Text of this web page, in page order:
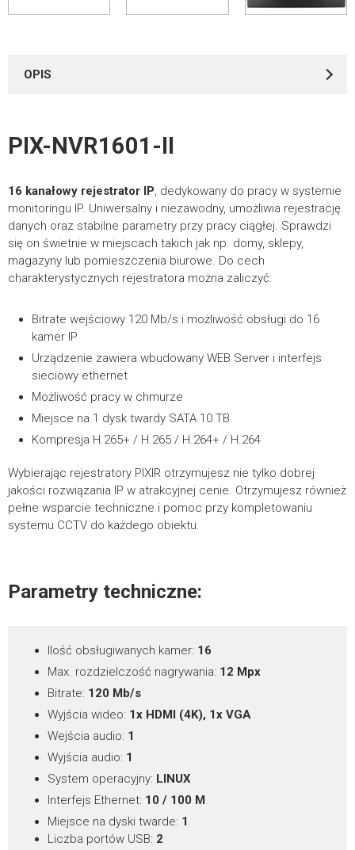
OPIS
PIX-NVR1601-II
16 kanałowy rejestrator IP, dedykowany do pracy w systemie
monitoringu IP. Uniwersalny i niezawodny, umożliwia rejestrację
danych oraz stabilne parametry przy pracy ciągłej. Sprawdzi
się on świetnie w miejscach takich jak np. domy, sklepy,
magazyny lub pomieszczenia biurowe. Do cech
charakterystycznych rejestratora można zaliczyć:
Bitrate wejściowy 120 Mb/s i możliwość obsługi do 16
kamer IP
Urządzenie zawiera wbudowany WEB Server i interfejs
sieciowy ethernet
Możliwość pracy w chmurze
Miejsce na 1 dysk twardy SATA 10 TB
Kompresja H.265+ / H.265 / H.264+ / H.264
Wybierając rejestratory PIXIR otrzymujesz nie tylko dobrej
jakości rozwiązania IP w atrakcyjnej cenie. Otrzymujesz również
pełne wsparcie techniczne i pomoc przy kompletowaniu
systemu CCTV do każdego obiektu.
Parametry techniczne:
Ilość obsługiwanych kamer: 16
Max. rozdzielczość nagrywania: 12 Mpx
Bitrate: 120 Mb/s
Wyjścia wideo: 1x HDMI (4K), 1x VGA
Wejścia audio: 1
Wyjścia audio: 1
System operacyjny: LINUX
Interfejs Ethernet: 10 / 100 M
Miejsce na dyski twarde: 1
Liczba portów USB: 2
Instrukcje
Rejestratory NVR PIXIR – instrukcja obsługi 17.44MB
POBIERZ
Rejestratory NVR PIXIR – skrócona instrukcja
POBIERZ
Certyfikaty
PIX-NVR Deklaracja CE
POBIERZ
Karty katalogowe
Programy
IMIĘ I NAZWISKO*
FIRMA
TELEFON KONTAKTOWY